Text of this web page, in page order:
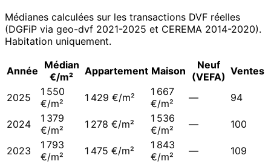
Médianes calculées sur les transactions DVF réelles
(DGFiP via geo-dvf 2021-2025 et CEREMA 2014-2020).
Habitation uniquement.
Année Médian
€/m²
Appartement Maison
Neuf
(VEFA) Ventes
2025
1 550
€/m²
1 429 €/m²
1 667
€/m²
— 94
2024
1 379
€/m²
1 278 €/m²
1 536
€/m²
— 100
2023
1 793
€/m²
1 475 €/m²
1 843
€/m²
— 109